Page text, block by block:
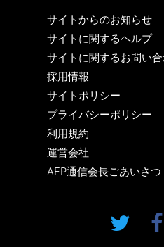
サイトからのお知らせ
サイトに関するヘルプ
サイトに関するお問い
採用情報
サイトポリシー
プライバシーポリシー
利用規約
運営会社
AFP通信会長ごあいさつ